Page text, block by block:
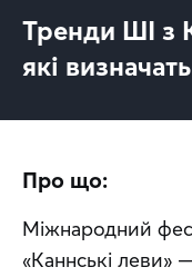
Тренди ШІ з
які
Про що:
Міжнародний
«Каннські леви»